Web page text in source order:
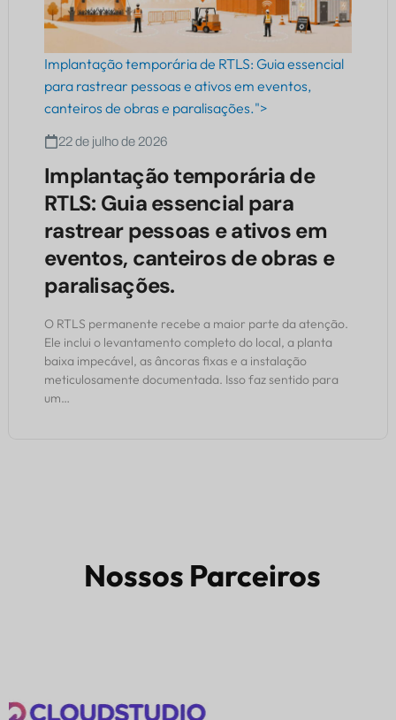
Implantação temporária de RTLS: Guia essencial
para rastrear pessoas e ativos em eventos,
canteiros de obras e paralisações.">
22 de julho de 2026
Implantação temporária de
RTLS: Guia essencial para
rastrear pessoas e ativos em
eventos, canteiros de obras e
paralisações.
O RTLS permanente recebe a maior parte da atenção.
Ele inclui o levantamento completo do local, a planta
baixa impecável, as âncoras fixas e a instalação
meticulosamente documentada. Isso faz sentido para
um…
Nossos Parceiros